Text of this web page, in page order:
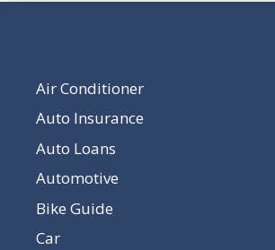
Air Conditioner
Auto Insurance
Auto Loans
Automotive
Bike Guide
Car